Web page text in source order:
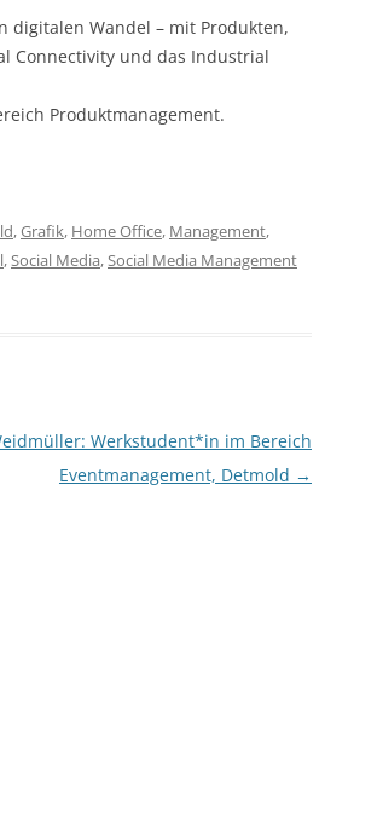
digitalen Wandel – mit Produkten,
Connectivity und das Industrial
Produktmanagement.
,Grafik, Home Office, Management,
, Social Media, Social Media Management
Werkstudent*in im Bereich
Eventmanagement, Detmold →